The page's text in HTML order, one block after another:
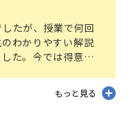
たが、授業で何回
わかりやすい解説
た。今では得意分
もっと見る